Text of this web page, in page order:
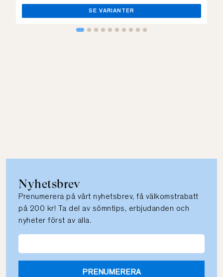
SE VARIANTER
Nyhetsbrev
Prenumerera på vårt nyhetsbrev, få välkomstrabatt
på 200 kr! Ta del av sömntips, erbjudanden och
nyheter först av alla.
PRENUMERERA